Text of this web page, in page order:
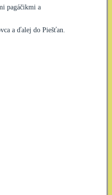
pagáčikmi a
a ďalej do Piešťan.